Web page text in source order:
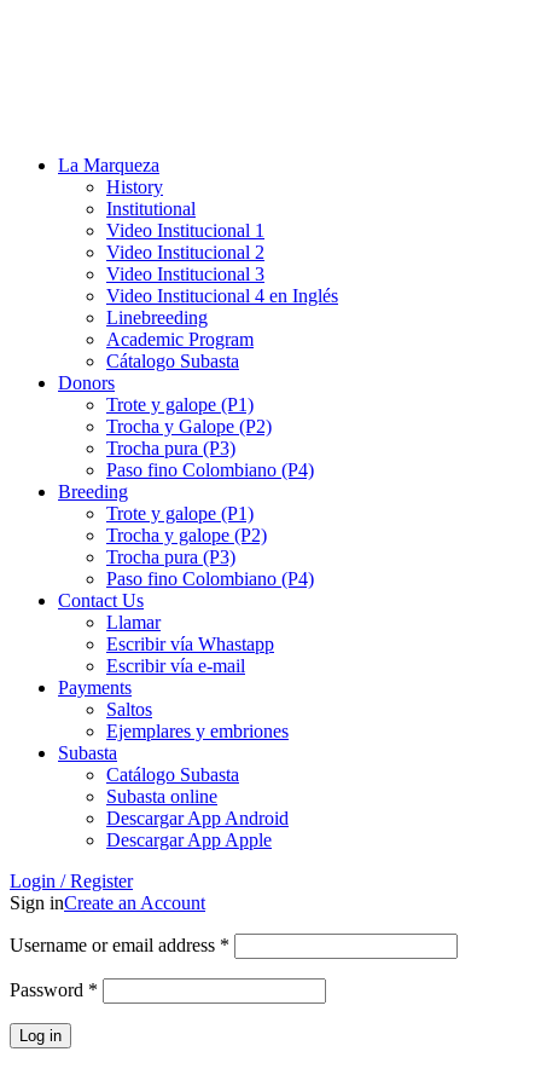
La Marqueza
History
Institutional
Video Institucional 1
Video Institucional 2
Video Institucional 3
Video Institucional 4 en Inglés
Linebreeding
Academic Program
Cátalogo Subasta
Donors
Trote y galope (P1)
Trocha y Galope (P2)
Trocha pura (P3)
Paso fino Colombiano (P4)
Breeding
Trote y galope (P1)
Trocha y galope (P2)
Trocha pura (P3)
Paso fino Colombiano (P4)
Contact Us
Llamar
Escribir vía Whastapp
Escribir vía e-mail
Payments
Saltos
Ejemplares y embriones
Subasta
Catálogo Subasta
Subasta online
Descargar App Android
Descargar App Apple
Login / Register
Sign inCreate an Account
Username or email address *
Password *
Log in